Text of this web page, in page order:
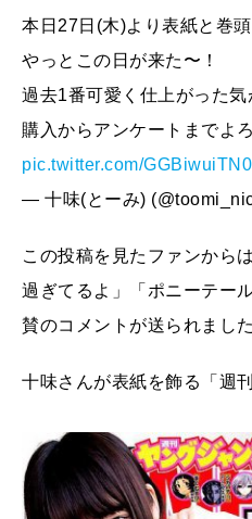
本日27日(木)より表紙と巻
やっとこの日が来た〜！
過去1番可愛く仕上がった
購入からアンケートまでよ
pic.twitter.com/GGBiwuiTN0
— 十味(とーみ)
この投稿を見たファンから
過ぎてるよ」「ポニーテー
賛のコメントが送られました
十味さんが表紙を飾る「週